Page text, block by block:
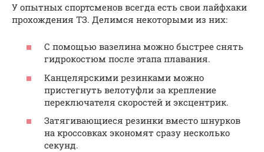
У опытных спортсменов всегда есть свои лайфхаки
прохождения ТЗ. Делимся некоторыми из них:
С помощью вазелина можно быстрее снять
гидрокостюм после этапа плавания.
Канцелярскими резинками можно
пристегнуть велотуфли за крепление
переключателя скоростей и эксцентрик.
Затягивающиеся резинки вместо шнурков
на кроссовках экономят сразу несколько
секунд.